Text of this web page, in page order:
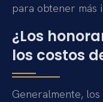
para obtener más
¿Los
los costos
Generalmente,